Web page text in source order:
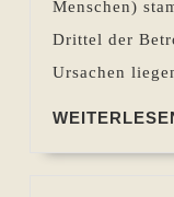
Menschen)
Drittel der
Ursachen